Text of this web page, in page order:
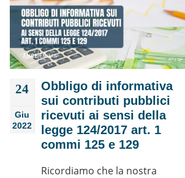
24
Giu
2022
Obbligo di informativa
sui contributi pubblici
ricevuti ai sensi della
legge 124/2017 art. 1
commi 125 e 129
Ricordiamo che la nostra